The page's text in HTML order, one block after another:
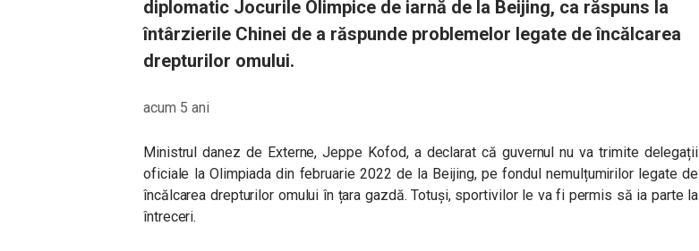
diplomatic Jocurile Olimpice de iarnă de la Beijing, ca răspuns la
întârzierile Chinei de a răspunde problemelor legate de încălcarea
drepturilor omului.
acum 5 ani
Ministrul danez de Externe, Jeppe Kofod, a declarat că guvernul nu va trimite delegații
oficiale la Olimpiada din februarie 2022 de la Beijing, pe fondul nemulțumirilor legate de
încălcarea drepturilor omului în țara gazdă. Totuși,sportivilor le va fi permis să ia parte la
întreceri.